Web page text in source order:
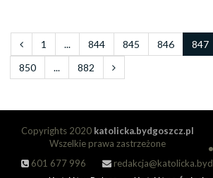
1 ... 844 845 846 847
850
... 882
Copyrights 2020 katolicka.bydgoszcz.pl
Wszelkie prawa zastrzeżone
601 677 996